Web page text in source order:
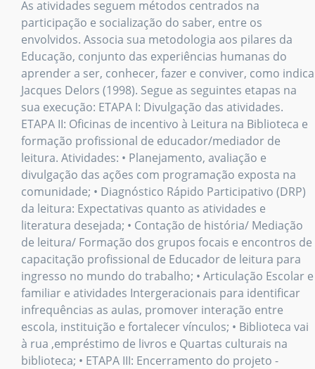
As atividades seguem métodos centrados na
participação e socialização do saber, entre os
envolvidos. Associa sua metodologia aos pilares da
Educação, conjunto das experiências humanas do
aprender a ser, conhecer, fazer e conviver, como indica
Jacques Delors (1998). Segue as seguintes etapas na
sua execução: ETAPA I: Divulgação das atividades.
ETAPA II: Oficinas de incentivo à Leitura na Biblioteca e
formação profissional de educador/mediador de
leitura. Atividades: • Planejamento, avaliação e
divulgação das ações com programação exposta na
comunidade; • Diagnóstico Rápido Participativo (DRP)
da leitura: Expectativas quanto as atividades e
literatura desejada; • Contação de história/ Mediação
de leitura/ Formação dos grupos focais e encontros de
capacitação profissional de Educador de leitura para
ingresso no mundo do trabalho; • Articulação Escolar e
familiar e atividades Intergeracionais para identificar
infrequências as aulas, promover interação entre
escola, instituição e fortalecer vínculos; • Biblioteca vai
à rua ,empréstimo de livros e Quartas culturais na
biblioteca; • ETAPA III: Encerramento do projeto -